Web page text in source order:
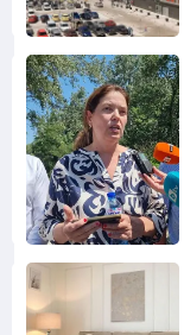
Снимка: БТА